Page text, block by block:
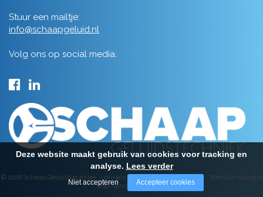
Stuur een mailtje:
info@schaapgeluid.nl
Volg ons op social media:
© 2026 Schaap Geluidstechniek - privacy - algemene voorwaarden- Website realisatie
door Vanderperk Groep
Deze website maakt gebruik van cookies voor tracking en
analyse. Lees verder
Niet accepteren Accepteer cookies